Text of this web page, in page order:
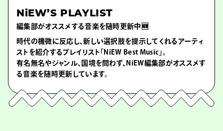
NiEW’S PLAYLIST
編集部がオススメする音楽を随時更新中🆕
時代の機微に反応し、新しい選択肢を提示してくれるアーティ
ストを紹介するプレイリスト「NiEW Best Music」。
有名無名やジャンル、国境を問わず、NiEW編集部がオススメす
る音楽を随時更新しています。